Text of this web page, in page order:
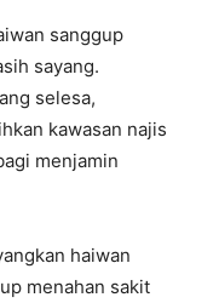
sanggup
sayang.
selesa,
kawasan najis
menjamin
haiwan
menahan sakit